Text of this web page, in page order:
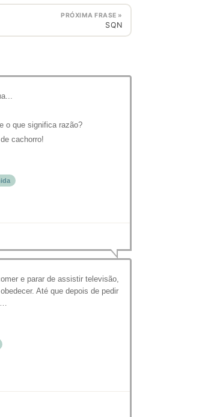
PRÓXIMA FRASE »
SQN
o que significa razão?
cachorro!
e parar de assistir televisão,
Até que depois de pedir